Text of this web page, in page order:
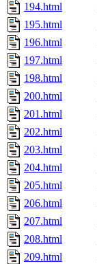
194.html
195.html
196.html
197.html
198.html
200.html
201.html
202.html
203.html
204.html
205.html
206.html
207.html
208.html
209.html